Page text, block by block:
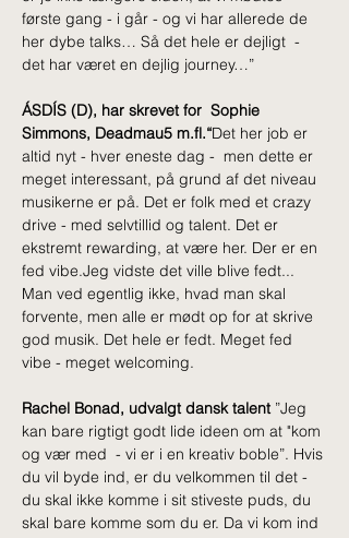
første gang - i går - og vi har allerede de
her dybe talks… Så det hele er dejligt  -
det har været en dejlig journey…”
ÁSDÍS (D), har skrevet for  Sophie
Simmons, Deadmau5 m.fl.“Det her job er
altid nyt - hver eneste dag -  men dette er
meget interessant, på grund af det niveau
musikerne er på. Det er folk med et crazy
drive - med selvtillid og talent. Det er
ekstremt rewarding, at være her. Der er en
fed vibe.Jeg vidste det ville blive fedt...
Man ved egentlig ikke, hvad man skal
forvente, men alle er mødt op for at skrive
god musik. Det hele er fedt. Meget fed
vibe - meget welcoming.
Rachel Bonad, udvalgt dansk talent ”Jeg
kan bare rigtigt godt lide ideen om at "kom
og vær med  - vi er i en kreativ boble”. Hvis
du vil byde ind, er du velkommen til det -
du skal ikke komme i sit stiveste puds, du
skal bare komme som du er. Da vi kom ind